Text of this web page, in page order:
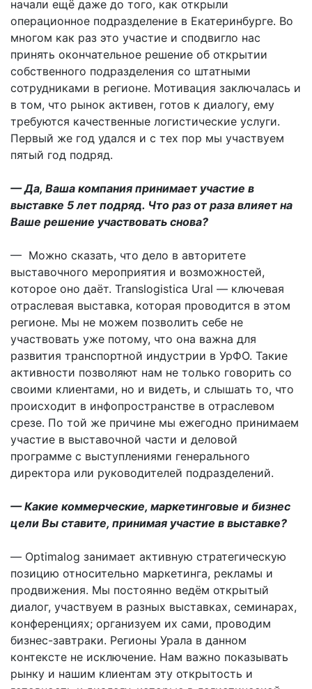
начали ещё даже до того, как открыли
операционное подразделение в Екатеринбурге. Во
многом как раз это участие и сподвигло нас
принять окончательное решение об открытии
собственного подразделения со штатными
сотрудниками в регионе. Мотивация заключалась и
в том, что рынок активен, готов к диалогу, ему
требуются качественные логистические услуги.
Первый же год удался и с тех пор мы участвуем
пятый год подряд.
— Да, Ваша компания принимает участие в
выставке 5 лет подряд. Что раз от раза влияет на
Ваше решение участвовать снова?
— Можно сказать, что дело в авторитете
выставочного мероприятия и возможностей,
которое оно даёт. Translogistica Ural — ключевая
отраслевая выставка, которая проводится в этом
регионе. Мы не можем позволить себе не
участвовать уже потому, что она важна для
развития транспортной индустрии в УрФО. Такие
активности позволяют нам не только говорить со
своими клиентами, но и видеть, и слышать то, что
происходит в инфопространстве в отраслевом
срезе. По той же причине мы ежегодно принимаем
участие в выставочной части и деловой
программе с выступлениями генерального
директора или руководителей подразделений.
— Какие коммерческие, маркетинговые и бизнес
цели Вы ставите, принимая участие в выставке?
— Optimalog занимает активную стратегическую
позицию относительно маркетинга, рекламы и
продвижения. Мы постоянно ведём открытый
диалог, участвуем в разных выставках, семинарах,
конференциях; организуем их сами, проводим
бизнес-завтраки. Регионы Урала в данном
контексте не исключение. Нам важно показывать
рынку и нашим клиентам эту открытость и